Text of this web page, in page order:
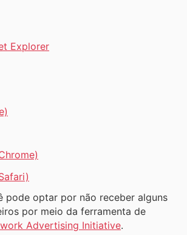
Explorer
pode optar por não receber alguns
por meio da ferramenta de
Advertising Initiative.